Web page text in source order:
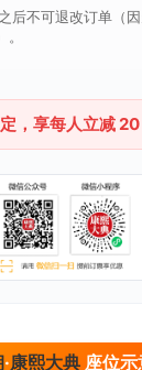
后不可退改订单（
，享每人立减 20
·康熙大典座位示